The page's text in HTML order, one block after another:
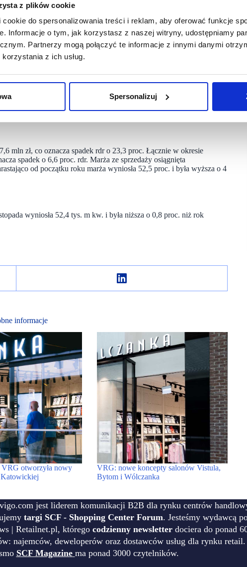
z plików cookie
do spersonalizowania treści i reklam, aby oferować funkcje
Informacje o tym, jak korzystasz z naszej witryny, udostępniamy
Partnerzy mogą połączyć te informacje z innymi danymi
z ich usług.
Spersonalizuj
wyniosły 91,9 mln zł, co oznacza wzrost o 92,6 proc.
mln zł i były wyższe o 24,1 proc.
Deni Cler) wyniosły w listopadzie 52,1 mln zł i były
przychody wyniosły około 492,3 mln zł i były wyższe o 11,3
w listopadzie 39,9 mln zł i były wyższe rdr o 123 proc. W ujęciu
mln zł, czyli wzrosła o 44,2 proc. rdr.
mln zł, co oznacza spadek rdr o 23,3 proc. Łącznie w okresie
spadek o 6,6 proc. rdr. Marża ze sprzedaży osiągnięta
od początku roku marża wyniosła 52,5 proc. i była wyższa o 4
wyniosła 52,4 tys. m kw. i była niższa o 0,8 proc. niż rok
informacje
VRG otworzyła nowy
VRG: nowe koncepty salonów Vistula,
Bytom i Wólczanka
jest liderem komunikacji B2B dla rynku centrów
targi SCF - Shopping Center Forum. Jesteśmy wydawcą
| Retailnet.pl, którego codzienny newsletter dociera do ponad
najemców, deweloperów oraz dostawców usług dla rynku retail.
SCF Magazine ma ponad 3000 czytelników.